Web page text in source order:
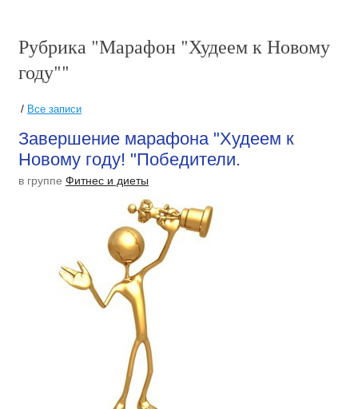
Рубрика "Марафон "Худеем к Новому
году""
/ Все записи
Завершение марафона "Худеем к
Новому году! "Победители.
в группе Фитнес и диеты